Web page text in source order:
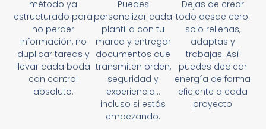
método ya
estructurado para
no perder
información, no
duplicar tareas y
llevar cada boda
con control
absoluto.
Puedes
personalizar cada
plantilla con tu
marca y entregar
documentos que
transmiten orden,
seguridad y
experiencia…
incluso si estás
empezando.
Dejas de crear
todo desde cero:
solo rellenas,
adaptas y
trabajas. Así
puedes dedicar
energía de forma
eficiente a cada
proyecto